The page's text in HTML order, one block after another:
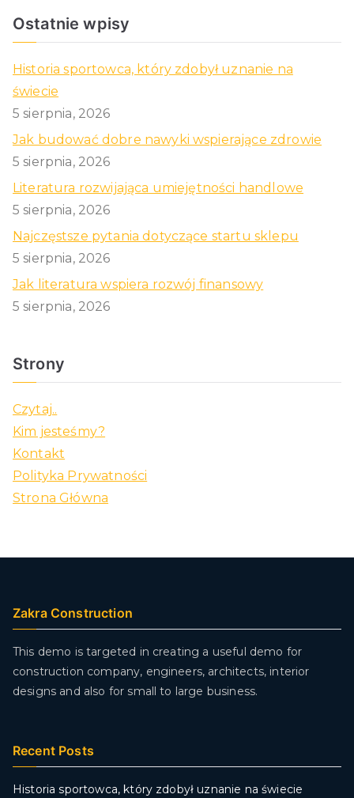
Ostatnie wpisy
Historia sportowca, który zdobył uznanie na
świecie
5 sierpnia, 2026
Jak budować dobre nawyki wspierające zdrowie
5 sierpnia, 2026
Literatura rozwijająca umiejętności handlowe
5 sierpnia, 2026
Najczęstsze pytania dotyczące startu sklepu
5 sierpnia, 2026
Jak literatura wspiera rozwój finansowy
5 sierpnia, 2026
Strony
Czytaj..
Kim jesteśmy?
Kontakt
Polityka Prywatności
Strona Główna
Zakra Construction
This demo is targeted in creating a useful demo for
construction company, engineers, architects, interior
designs and also for small to large business.
Recent Posts
Historia sportowca, który zdobył uznanie na świecie